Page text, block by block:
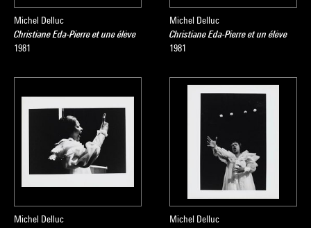
Michel Delluc
Christiane Eda-Pierre et une élève
1981
Michel Delluc
Christiane Eda-Pierre et un élève
1981
Michel Delluc
Michel Delluc